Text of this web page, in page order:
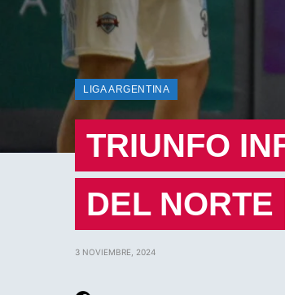
LIGA ARGENTINA
TRIUNFO
DEL NORTE
3 NOVIEMBRE, 2024